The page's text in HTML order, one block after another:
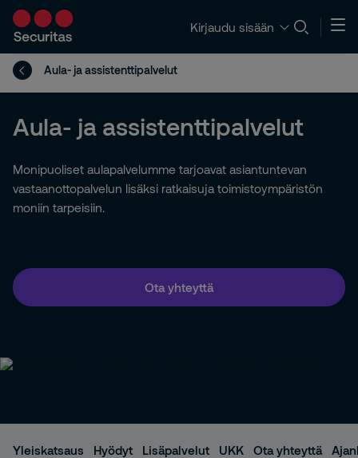
Kirjaudu sisään
Aula- ja assistenttipalvelut
Aula- ja assistenttipalvelut
Monipuoliset aulapalvelumme tarjoavat asiantuntevan
vastaanottopalvelun lisäksi ratkaisuja toimistoympäristön
moniin tarpeisiin.
Ota yhteyttä
Yleiskatsaus Hyödyt Lisäpalvelut UKK Ota yhteyttä